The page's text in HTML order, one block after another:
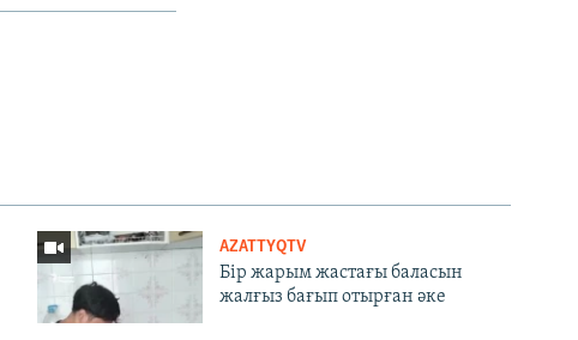
AZATTYQTV
Бір жарым жастағы баласын
жалғыз бағып отырған әке